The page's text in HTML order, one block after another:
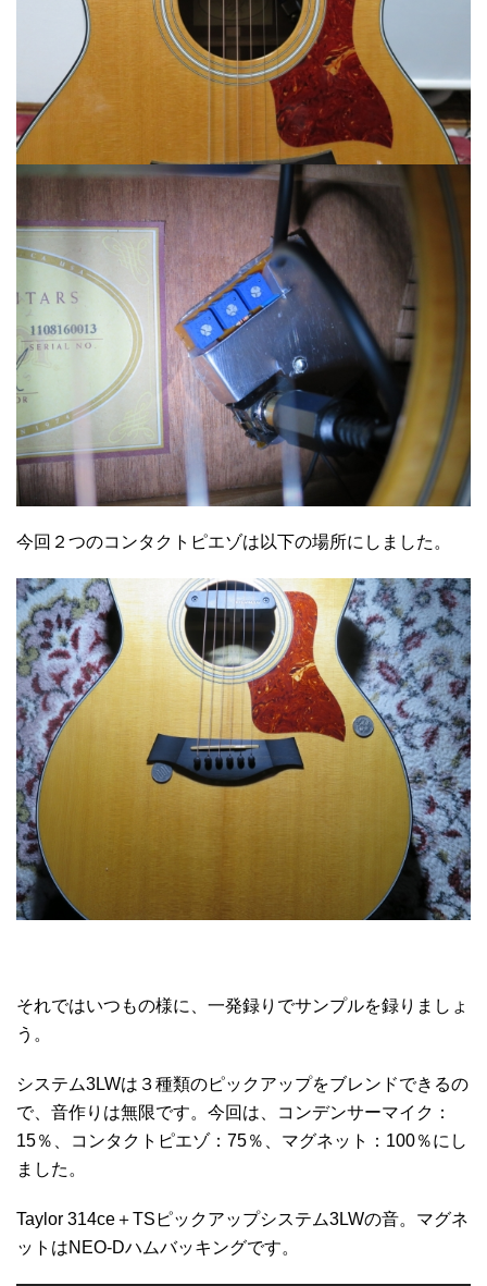
今回２つのコンタクトピエゾは以下の場所にしました。
それではいつもの様に、一発録りでサンプルを録りましょ
う。
システム3LWは３種類のピックアップをブレンドできるの
で、音作りは無限です。今回は、コンデンサーマイク：
15％、コンタクトピエゾ：75％、マグネット：100％にし
ました。
Taylor 314ce＋TSピックアップシステム3LWの音。マグネ
ットはNEO-Dハムバッキングです。